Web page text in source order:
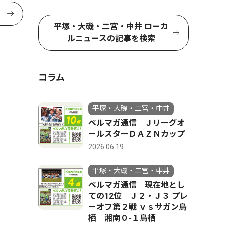
平塚・大磯・二宮・中井 ローカ
ルニュースの記事を検索
コラム
平塚・大磯・二宮・中井
ベルマガ通信 Ｊリーグオ
ールスターＤＡＺＮカップ
2026.06.19
平塚・大磯・二宮・中井
ベルマガ通信 現在地とし
ての12位 Ｊ２・Ｊ３ プレ
ーオフ第２戦 ｖｓサガン鳥
栖 湘南０-１鳥栖